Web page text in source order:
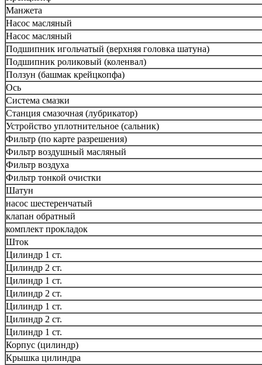
Манжета
Насос масляный
Насос масляный
Подшипник игольчатый (верхняя головка шатуна)
Подшипник роликовый (коленвал)
Ползун (башмак крейцкопфа)
Ось
Система смазки
Станция смазочная (лубрикатор)
Устройство уплотнительное (сальник)
Фильтр (по карте разрешения)
Фильтр воздушный масляный
Фильтр воздуха
Фильтр тонкой очистки
Шатун
насос шестеренчатый
клапан обратный
комплект прокладок
Шток
Цилиндр 1 ст.
Цилиндр 2 ст.
Цилиндр 1 ст.
Цилиндр 2 ст.
Цилиндр 1 ст.
Цилиндр 2 ст.
Цилиндр 1 ст.
Корпус (цилиндр)
Крышка цилиндра